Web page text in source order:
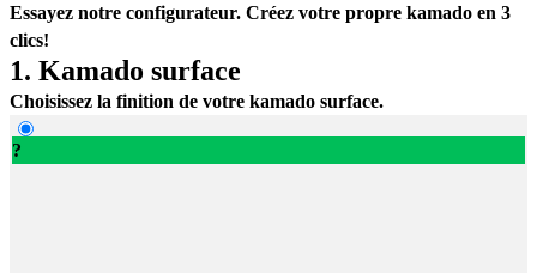
Essayez notre configurateur. Créez votre propre kamado en 3
clics!
1. Kamado surface
Choisissez la finition de votre kamado surface.
?